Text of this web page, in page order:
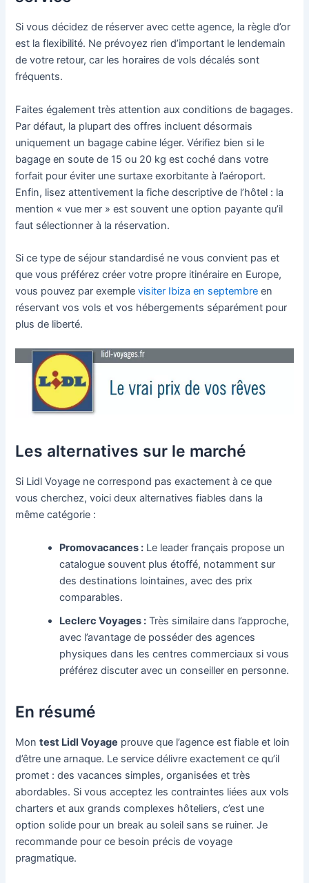
Si vous décidez de réserver avec cette agence, la règle d’or
est la flexibilité. Ne prévoyez rien d’important le lendemain
de votre retour, car les horaires de vols décalés sont
fréquents.
Faites également très attention aux conditions de bagages.
Par défaut, la plupart des offres incluent désormais
uniquement un bagage cabine léger. Vérifiez bien si le
bagage en soute de 15 ou 20 kg est coché dans votre
forfait pour éviter une surtaxe exorbitante à l’aéroport.
Enfin, lisez attentivement la fiche descriptive de l’hôtel : la
mention « vue mer » est souvent une option payante qu’il
faut sélectionner à la réservation.
Si ce type de séjour standardisé ne vous convient pas et
que vous préférez créer votre propre itinéraire en Europe,
vous pouvez par exemplevisiter Ibiza en septembre en
réservant vos vols et vos hébergements séparément pour
plus de liberté.
Les alternatives sur le marché
Si Lidl Voyage ne correspond pas exactement à ce que
vous cherchez, voici deux alternatives fiables dans la
même catégorie :
Promovacances : Le leader français propose un
catalogue souvent plus étoffé, notamment sur
des destinations lointaines, avec des prix
comparables.
Leclerc Voyages : Très similaire dans l’approche,
avec l’avantage de posséder des agences
physiques dans les centres commerciaux si vous
préférez discuter avec un conseiller en personne.
En résumé
Montest Lidl Voyage prouve que l’agence est fiable et loin
d’être une arnaque. Le service délivre exactement ce qu’il
promet : des vacances simples, organisées et très
abordables. Si vous acceptez les contraintes liées aux vols
charters et aux grands complexes hôteliers, c’est une
option solide pour un break au soleil sans se ruiner. Je
recommande pour ce besoin précis de voyage
pragmatique.